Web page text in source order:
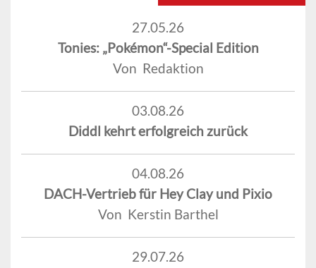
27.05.26
Tonies: „Pokémon“-Special Edition
Von Redaktion
03.08.26
Diddl kehrt erfolgreich zurück
04.08.26
DACH-Vertrieb für Hey Clay und Pixio
Von Kerstin Barthel
29.07.26